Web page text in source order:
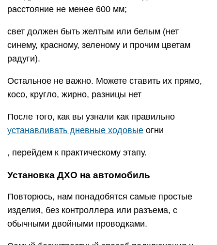
расстояние не менее 600 мм;
свет должен быть желтым или белым (нет
синему, красному, зеленому и прочим цветам
радуги).
Остальное не важно. Можете ставить их прямо,
косо, кругло, жирно, разницы нет
После того, как вы узнали как правильно
устанавливать дневные ходовые огни
, перейдем к практическому этапу.
Установка ДХО на автомобиль
Повторюсь, нам понадобятся самые простые
изделия, без контроллера или разъема, с
обычными двойными проводками.